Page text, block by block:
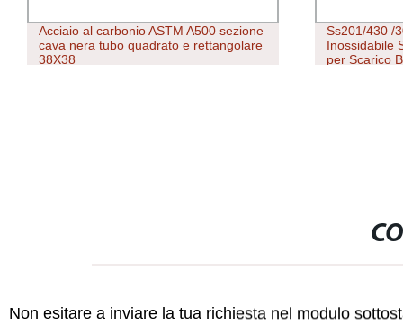
al carbonio ASTM A500 sezione
nera tubo quadrato e rettangolare
Ss201/430 /304
Inossidabile Senza
per Scarico Ba
Non esitare a inviare la tua richiesta nel modulo